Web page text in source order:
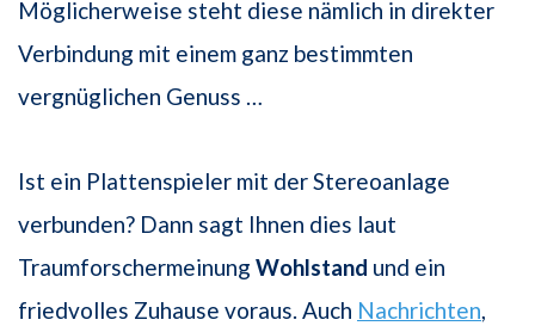
Möglicherweise steht diese nämlich in direkter
Verbindung mit einem ganz bestimmten
vergnüglichen Genuss …
Ist ein Plattenspieler mit der Stereoanlage
verbunden? Dann sagt Ihnen dies laut
Traumforschermeinung Wohlstand und ein
friedvolles Zuhause voraus. Auch Nachrichten,